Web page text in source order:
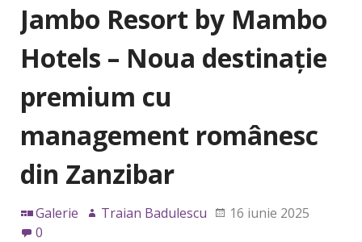
Jambo Resort by Mambo
Hotels – Noua destinație
premium cu
management românesc
din Zanzibar
Galerie Traian Badulescu
16 iunie 2025
0